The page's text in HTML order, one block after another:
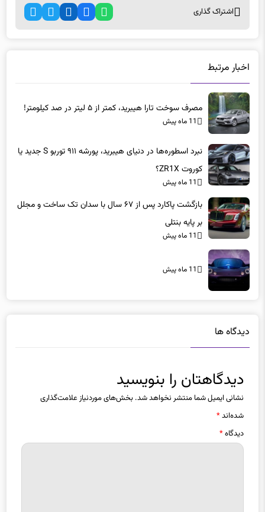
اشتراک گذاری
اخبار مرتبط
مصرف سوخت تارا هیبرید، کمتر از ۵ لیتر در صد کیلومتر!
11 ماه پیش
نبرد اسطوره‌ها در دنیای هیبرید، پورشه ۹۱۱ توربو S جدید یا
کوروت ZR1X؟
11 ماه پیش
بازگشت پاکارد پس از ۶۷ سال با سدان تک ساخت و مجلل
بر پایه بنتلی
11 ماه پیش
11 ماه پیش
دیدگاه ها
دیدگاهتان را بنویسید
نشانی ایمیل شما منتشر نخواهد شد. بخش‌های موردنیاز علامت‌گذاری
شده‌اند*
دیدگاه*